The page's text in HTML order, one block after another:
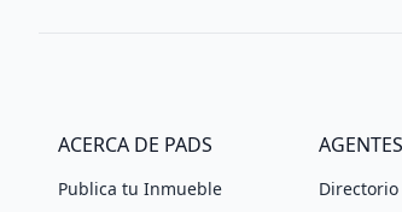
ACERCA DE PADS
Publica tu Inmueble
AGENTES